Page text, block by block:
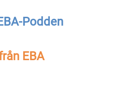
Podden
EBA